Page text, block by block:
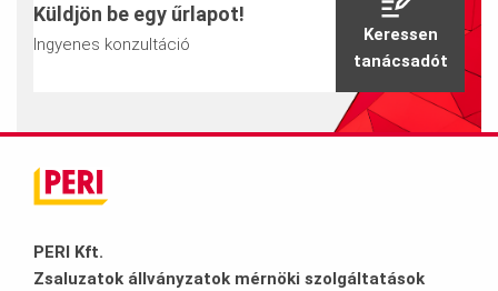
Küldjön be egy űrlapot!
Ingyenes konzultáció
Keressen
tanácsadót
PERI Kft.
Zsaluzatok állványzatok mérnöki szolgáltatások